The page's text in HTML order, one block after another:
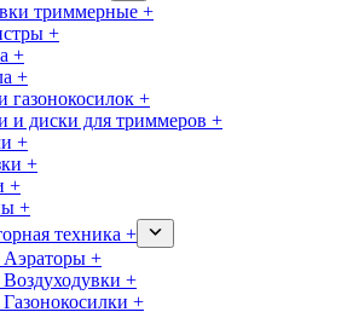
триммерные +
+
+
+
газонокосилок +
и диски для триммеров +
+
+
+
+
техника +
+
+
+